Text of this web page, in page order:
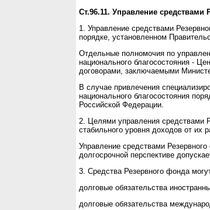
Ст.96.11. Управление
1. Управление средствами
порядке, установленном
Отдельные полномочия по
национального благосостояния -
договорами, заключаемыми
В случае привлечения
национального благосостояния
Российской Федерации.
2. Целями управления средствами
стабильного уровня доходов от их
Управление средствами
долгосрочной перспективе
3. Средства Резервного фонда
долговые обязательства
долговые обязательства